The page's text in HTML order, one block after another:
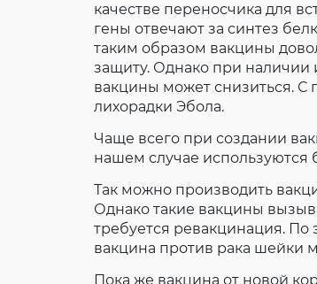
качестве переносчика для
гены отвечают за синтез
таким образом вакцины
защиту. Однако при наличии
вакцины может снизиться. С
лихорадки Эбола.
Чаще всего при создании
нашем случае используются
Так можно производить
Однако такие вакцины
требуется ревакцинация.
вакцина против рака шейки
Пока же вакцина от новой